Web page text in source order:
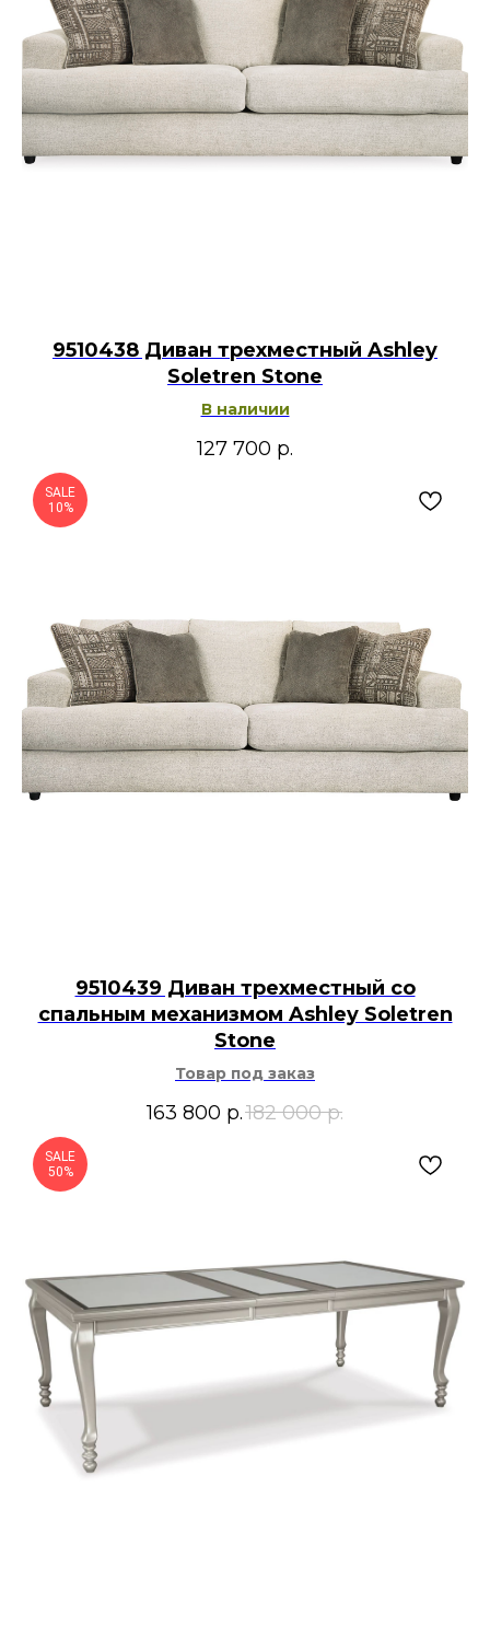
9510438 Диван трехместный Ashley
Soletren Stone
В наличии
127 700 р.
SALE
10%
9510439 Диван трехместный со
спальным механизмом Ashley Soletren
Stone
Товар под заказ
163 800 р.182 000 р.
SALE
50%